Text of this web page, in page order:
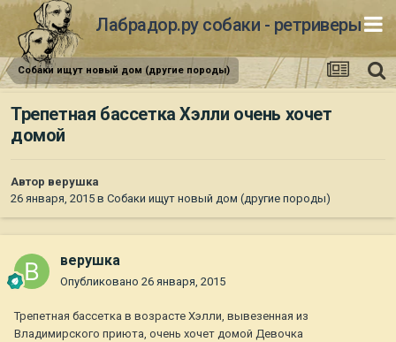
Лабрадор.ру собаки - ретриверы
Собаки ищут новый дом (другие породы)
Трепетная бассетка Хэлли очень хочет
домой
Автор верушка
26 января, 2015 в Собаки ищут новый дом (другие породы)
верушка
Опубликовано 26 января, 2015
Трепетная бассетка в возрасте Хэлли, вывезенная из
Владимирского приюта, очень хочет домой Девочка